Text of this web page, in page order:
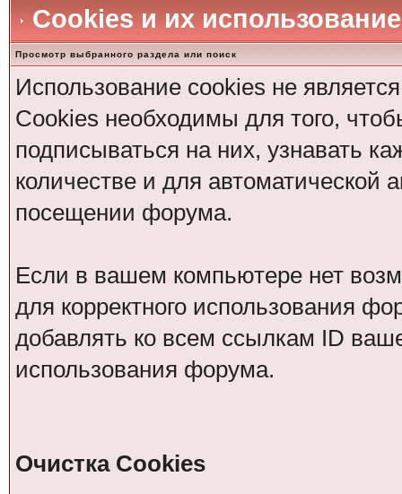
Cookies и их использование
Просмотр выбранного раздела или поиск
Использование cookies не
Cookies необходимы для того,
подписываться на них, узнавать
количестве и для
посещении форума.
Если в вашем компьютере нет
для корректного использования
добавлять ко всем ссылкам ID
использования форума.
Очистка Cookies